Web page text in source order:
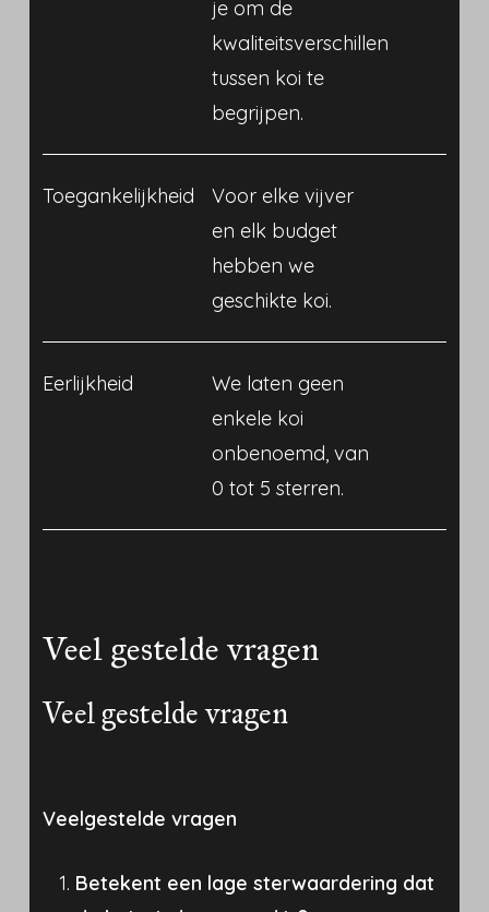
je om de
kwaliteitsverschillen
tussen koi te
begrijpen.
Toegankelijkheid
Voor elke vijver
en elk budget
hebben we
geschikte koi.
Eerlijkheid
We laten geen
enkele koi
onbenoemd, van
0 tot 5 sterren.
Veel gestelde vragen
Veel gestelde vragen
Veelgestelde vragen
Betekent een lage sterwaardering dat